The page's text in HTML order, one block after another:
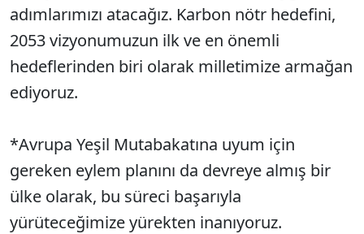
adımlarımızı atacağız. Karbon nötr hedefini,
2053 vizyonumuzun ilk ve en önemli
hedeflerinden biri olarak milletimize armağan
ediyoruz.
*Avrupa Yeşil Mutabakatına uyum için
gereken eylem planını da devreye almış bir
ülke olarak, bu süreci başarıyla
yürüteceğimize yürekten inanıyoruz.